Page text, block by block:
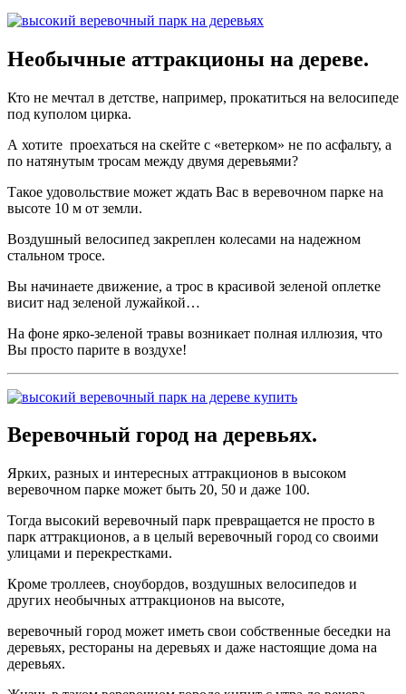
Необычные аттракционы на дереве.
Кто не мечтал в детстве, например, прокатиться на велосипеде
под куполом цирка.
А хотите проехаться на скейте с «ветерком» не по асфальту, а
по натянутым тросам между двумя деревьями?
Такое удовольствие может ждать Вас в веревочном парке на
высоте 10 м от земли.
Воздушный велосипед закреплен колесами на надежном
стальном тросе.
Вы начинаете движение, а трос в красивой зеленой оплетке
висит над зеленой лужайкой…
На фоне ярко-зеленой травы возникает полная иллюзия, что
Вы просто парите в воздухе!
Веревочный город на деревьях.
Ярких, разных и интересных аттракционов в высоком
веревочном парке может быть 20, 50 и даже 100.
Тогда высокий веревочный парк превращается не просто в
парк аттракционов, а в целый веревочный город со своими
улицами и перекрестками.
Кроме троллеев, сноубордов, воздушных велосипедов и
других необычных аттракционов на высоте,
веревочный город может иметь свои собственные беседки на
деревьях, рестораны на деревьях и даже настоящие дома на
деревьях.